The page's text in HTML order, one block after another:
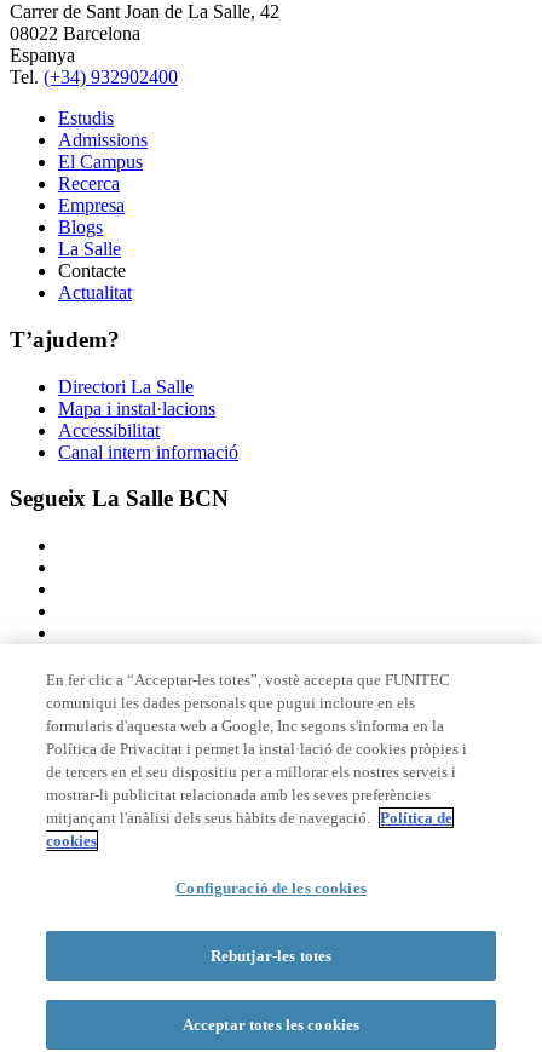
Carrer de Sant Joan de La Salle, 42
08022 Barcelona
Espanya
Tel. (+34) 932902400
Estudis
Admissions
El Campus
Recerca
Empresa
Blogs
La Salle
Contacte
Actualitat
T’ajudem?
Directori La Salle
Mapa i instal·lacions
Accessibilitat
Canal intern informació
Segueix La Salle BCN
Membre de
Acreditacions
© 2026 La Salle Campus Barcelona - URL |Avís legal
Formulari de cerca
En fer clic a “Acceptar-les totes”, vostè accepta que FUNITEC
comuniqui les dades personals que pugui incloure en els
formularis d'aquesta web a Google, Inc segons s'informa en la
Política de Privacitat i permet la instal·lació de cookies pròpies i
de tercers en el seu dispositiu per a millorar els nostres serveis i
mostrar-li publicitat relacionada amb les seves preferències
mitjançant l'anàlisi dels seus hàbits de navegació. Política de
cookies
Configuració de les cookies
Rebutjar-les totes
Acceptar totes les cookies